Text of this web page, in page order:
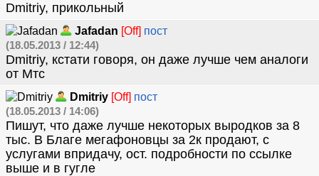
Dmitriy, прикольный
Jafadan [Off] пост
(18.05.2013 / 12:44)
Dmitriy, кстати говоря, он даже лучше чем аналоги
от Мтс
Dmitriy [Off] пост
(18.05.2013 / 14:06)
Пишут, что даже лучше некоторых выродков за 8
тыс. В Благе мегафоновцы за 2к продают, с
услугами впридачу, ост. подробности по ссылке
выше и в гугле